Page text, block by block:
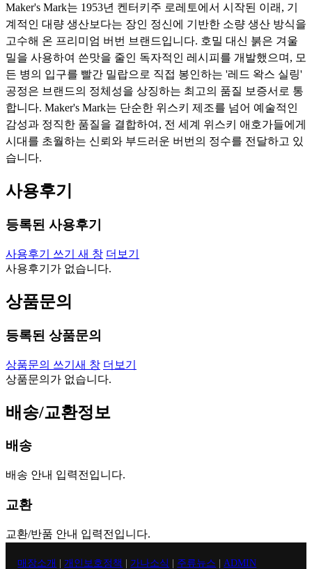
Maker's Mark는 1953년 켄터키주 로레토에서 시작된 이래, 기
계적인 대량 생산보다는 장인 정신에 기반한 소량 생산 방식을
고수해 온 프리미엄 버번 브랜드입니다. 호밀 대신 붉은 겨울
밀을 사용하여 쓴맛을 줄인 독자적인 레시피를 개발했으며, 모
든 병의 입구를 빨간 밀랍으로 직접 봉인하는 '레드 왁스 실링'
공정은 브랜드의 정체성을 상징하는 최고의 품질 보증서로 통
합니다. Maker's Mark는 단순한 위스키 제조를 넘어 예술적인
감성과 정직한 품질을 결합하여, 전 세계 위스키 애호가들에게
시대를 초월하는 신뢰와 부드러운 버번의 정수를 전달하고 있
습니다.
사용후기
등록된 사용후기
사용후기 쓰기 새 창 더보기
사용후기가 없습니다.
상품문의
등록된 상품문의
상품문의 쓰기 새 창 더보기
상품문의가 없습니다.
배송/교환정보
배송
배송 안내 입력전입니다.
교환
교환/반품 안내 입력전입니다.
매장소개 | 개인보호정책 | 가나소식 | 주류뉴스 | ADMIN